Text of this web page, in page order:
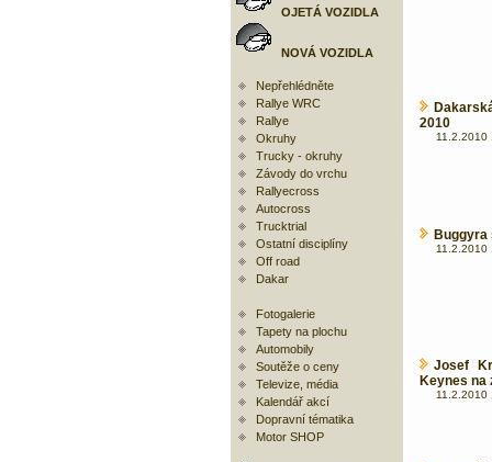
OJETÁ VOZIDLA
NOVÁ VOZIDLA
Nepřehlédněte
Rallye WRC
Rallye
Okruhy
Trucky - okruhy
Závody do vrchu
Rallyecross
Autocross
Trucktrial
Ostatní disciplíny
Off road
Dakar
Fotogalerie
Tapety na plochu
Automobily
Soutěže o ceny
Televize, média
Kalendář akcí
Dopravní tématika
Motor SHOP
2010
11.2.2010
11.2.2010
Josef
Keynes na
11.2.2010